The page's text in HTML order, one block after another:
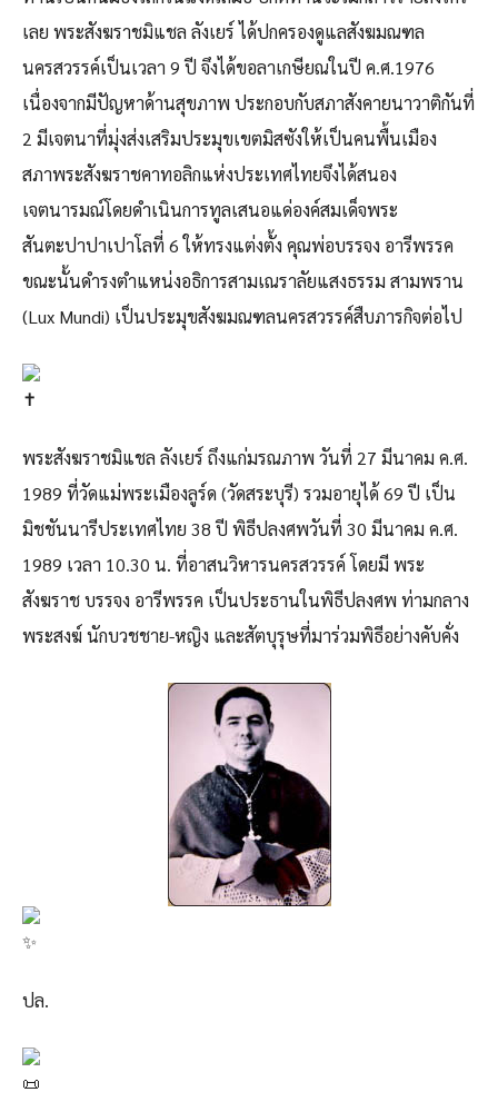
เลย พระสังฆราชมิแชล ลังเยร์ ได้ปกครองดูแลสังฆมณฑล
นครสวรรค์เป็นเวลา 9 ปี จึงได้ขอลาเกษียณในปี ค.ศ.1976
เนื่องจากมีปัญหาด้านสุขภาพ ประกอบกับสภาสังคายนาวาติกันที่
2 มีเจตนาที่มุ่งส่งเสริมประมุขเขตมิสซังให้เป็นคนพื้นเมือง
สภาพระสังฆราชคาทอลิกแห่งประเทศไทยจึงได้สนอง
เจตนารมณ์โดยดำเนินการทูลเสนอแด่องค์สมเด็จพระ
สันตะปาปาเปาโลที่ 6 ให้ทรงแต่งตั้ง คุณพ่อบรรจง อารีพรรค
ขณะนั้นดำรงตำแหน่งอธิการสามเณราลัยแสงธรรม สามพราน
(Lux Mundi) เป็นประมุขสังฆมณฑลนครสวรรค์สืบภารกิจต่อไป
พระสังฆราชมิแชล ลังเยร์ ถึงแก่มรณภาพ วันที่ 27 มีนาคม ค.ศ.
1989 ที่วัดแม่พระเมืองลูร์ด (วัดสระบุรี) รวมอายุได้ 69 ปี เป็น
มิชชันนารีประเทศไทย 38 ปี พิธีปลงศพวันที่ 30 มีนาคม ค.ศ.
1989 เวลา 10.30 น. ที่อาสนวิหารนครสวรรค์ โดยมี พระ
สังฆราช บรรจง อารีพรรค เป็นประธานในพิธีปลงศพ ท่ามกลาง
พระสงฆ์ นักบวชชาย-หญิง และสัตบุรุษที่มาร่วมพิธีอย่างคับคั่ง
ปล.